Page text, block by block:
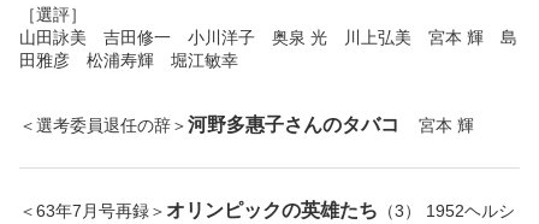
［選評］
山田詠美 吉田修一 小川洋子 奥泉 光 川上弘美 宮本 輝 島
田雅彦 松浦寿輝 堀江敏幸
＜選考委員退任の辞＞河野多惠子さんのタバコ 宮本 輝
＜63年7月号再録＞ オリンピックの英雄たち （3） 1952ヘルシ